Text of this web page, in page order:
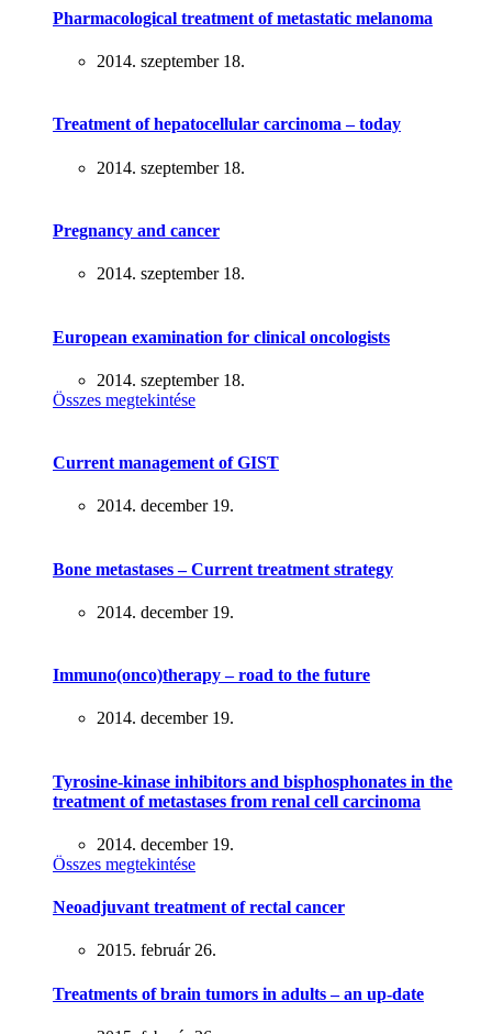
Pharmacological treatment of metastatic melanoma
2014. szeptember 18.
Treatment of hepatocellular carcinoma – today
2014. szeptember 18.
Pregnancy and cancer
2014. szeptember 18.
European examination for clinical oncologists
2014. szeptember 18.
Összes megtekintése
Current management of GIST
2014. december 19.
Bone metastases – Current treatment strategy
2014. december 19.
Immuno(onco)therapy – road to the future
2014. december 19.
Tyrosine-kinase inhibitors and bisphosphonates in the
treatment of metastases from renal cell carcinoma
2014. december 19.
Összes megtekintése
Neoadjuvant treatment of rectal cancer
2015. február 26.
Treatments of brain tumors in adults – an up-date